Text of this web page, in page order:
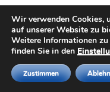
Copyright © 2026
Wir verwenden Cookies,
auf unserer Website zu
Weitere Informationen
finden Sie in den
Zustimmen